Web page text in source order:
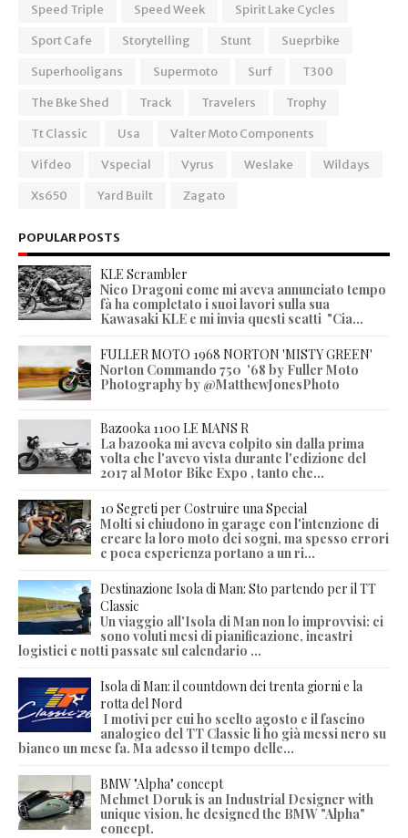
Speed Triple
Speed Week
Spirit Lake Cycles
Sport Cafe
Storytelling Stunt
Sueprbike
Superhooligans
Supermoto Surf
T300
The Bke Shed
Track Travelers
Trophy
Tt Classic
Usa
Valter Moto Components
Vifdeo
Vspecial Vyrus Weslake
Wildays
Xs650
Yard Built Zagato
POPULAR POSTS
KLE Scrambler
Nico Dragoni come mi aveva annunciato tempo
fà ha completato i suoi lavori sulla sua
Kawasaki KLE e mi invia questi scatti "Cia...
FULLER MOTO 1968 NORTON 'MISTY GREEN'
Norton Commando 750 '68 by Fuller Moto
Photography by @MatthewJonesPhoto
Bazooka 1100 LE MANS R
La bazooka mi aveva colpito sin dalla prima
volta che l'avevo vista durante l'edizione del
2017 al Motor Bike Expo , tanto che...
10 Segreti per Costruire una Special
Molti si chiudono in garage con l'intenzione di
creare la loro moto dei sogni, ma spesso errori
e poca esperienza portano a un ri...
Destinazione Isola di Man: Sto partendo per il TT
Classic
Un viaggio all'Isola di Man non lo improvvisi: ci
sono voluti mesi di pianificazione, incastri
logistici e notti passate sul calendario ...
Isola di Man: il countdown dei trenta giorni e la
rotta del Nord
I motivi per cui ho scelto agosto e il fascino
analogico del TT Classic li ho già messi nero su
bianco un mese fa. Ma adesso il tempo delle...
BMW "Alpha" concept
Mehmet Doruk is an Industrial Designer with
unique vision, he designed the BMW "Alpha"
concept.